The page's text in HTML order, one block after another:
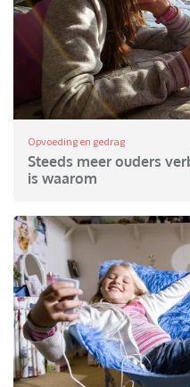
Opvoeding en gedrag
Steeds meer ouders
is waarom